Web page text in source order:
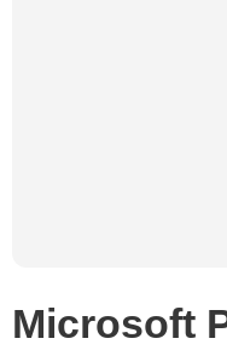
Microsoft